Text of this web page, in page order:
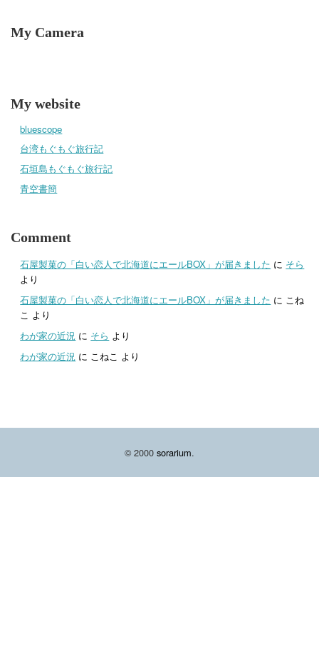
My Camera
My website
bluescope
台湾もぐもぐ旅行記
石垣島もぐもぐ旅行記
青空書簡
Comment
石屋製菓の「白い恋人で北海道にエールBOX」が届きました に そら
より
石屋製菓の「白い恋人で北海道にエールBOX」が届きました に こね
こ より
わが家の近況 に そら より
わが家の近況 に こねこ より
© 2000 sorarium.